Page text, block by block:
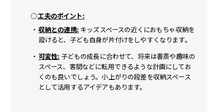
工夫のポイント:
収納との連携: キッズスペースの近くにおもちゃ収納を
設けると、子ども自身が片付けをしやすくなります。
可変性: 子どもの成長に合わせて、将来は書斎や趣味の
スペース、客間などに転用できるような計画にしてお
くのも良いでしょう。小上がりの段差を収納スペース
として活用するアイデアもあります。